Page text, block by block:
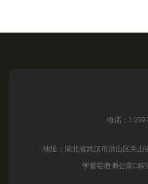
电话：
地址：湖北省武汉市洪山区关山
学紫菘教师公寓C栋